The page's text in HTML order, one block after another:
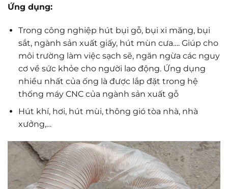
Ứng dụng:
Trong công nghiệp hút bụi gỗ, bụi xi măng, bụi
sắt, ngành sản xuất giấy, hút mùn cưa…. Giúp cho
môi trường làm việc sạch sẽ, ngăn ngừa các nguy
cơ về sức khỏe cho người lao động. Ứng dụng
nhiều nhất của ống là được lắp đặt trong hệ
thống máy CNC của ngành sản xuất gỗ
Hút khí, hơi, hút mùi, thông gió tòa nhà, nhà
xưởng,…